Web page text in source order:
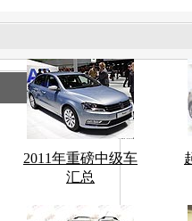
2011年重磅中级车
汇总